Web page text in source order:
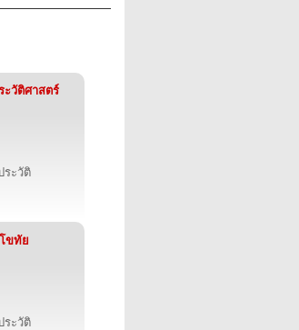
วัติศาสตร์
ระวัติ
ขทัย
ระวัติ